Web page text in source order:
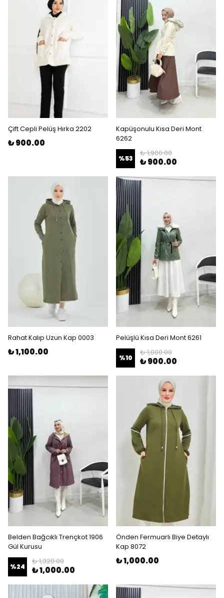
Çift Cepli Pelüş Hırka 2202
₺ 900.00
Kapüşonulu Kısa Deri Mont
6262
%53
₺ 1,900.00
₺ 900.00
Rahat Kalıp Uzun Kap 0003
₺ 1,100.00
Pelüşlü Kısa Deri Mont 6261
%10
₺ 1,000.00
₺ 900.00
Belden Bağcıklı Trençkot 1906
Gül Kurusu
%24
₺ 1,320.00
₺ 1,000.00
Önden Fermuarlı Biye Detaylı
Kap 8072
₺ 1,000.00